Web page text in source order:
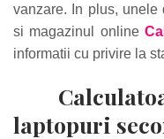
vanzare. In plus, unele
si magazinul online
informatii cu privire la
laptopuri